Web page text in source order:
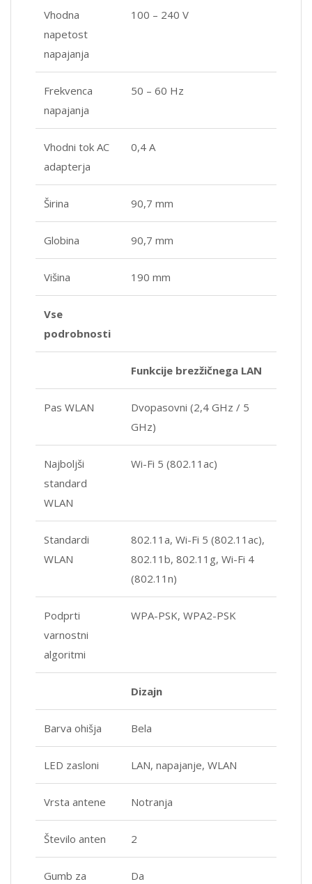
Vhodna
napetost
napajanja
100 – 240 V
Frekvenca
napajanja
50 – 60 Hz
Vhodni tok AC
adapterja
0,4 A
Širina 90,7 mm
Globina 90,7 mm
Višina 190 mm
Vse
podrobnosti
Funkcije brezžičnega LAN
Pas WLAN
Dvopasovni (2,4 GHz / 5
GHz)
Najboljši
standard
WLAN
Wi-Fi 5 (802.11ac)
Standardi
WLAN
802.11a, Wi-Fi 5 (802.11ac),
802.11b, 802.11g, Wi-Fi 4
(802.11n)
Podprti
varnostni
algoritmi
WPA-PSK, WPA2-PSK
Dizajn
Barva ohišja Bela
LED zasloni LAN, napajanje, WLAN
Vrsta antene Notranja
Število anten 2
Gumb za
Da